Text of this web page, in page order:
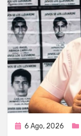
Publicada
6 Ago, 2026